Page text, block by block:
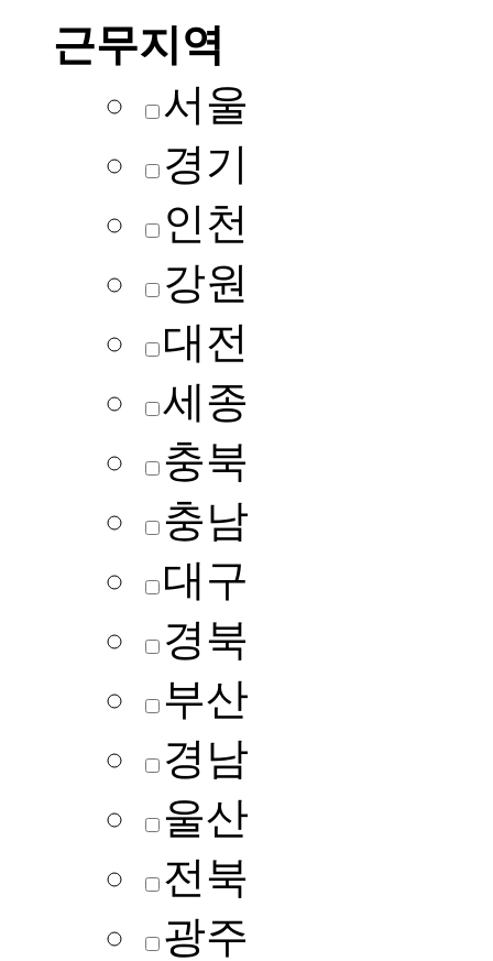
근무지역
서울
경기
인천
강원
대전
세종
충북
충남
대구
경북
부산
경남
울산
전북
광주